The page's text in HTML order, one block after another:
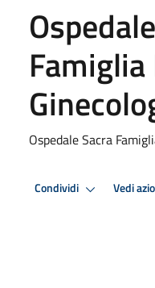
Famiglia
Ospedale Sacra
Condividi Vedi